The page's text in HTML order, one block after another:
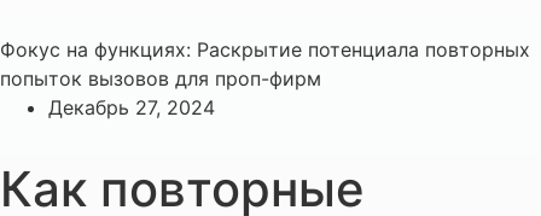
Фокус на функциях: Раскрытие потенциала повторных
попыток вызовов для проп-фирм
Декабрь 27, 2024
Как повторные